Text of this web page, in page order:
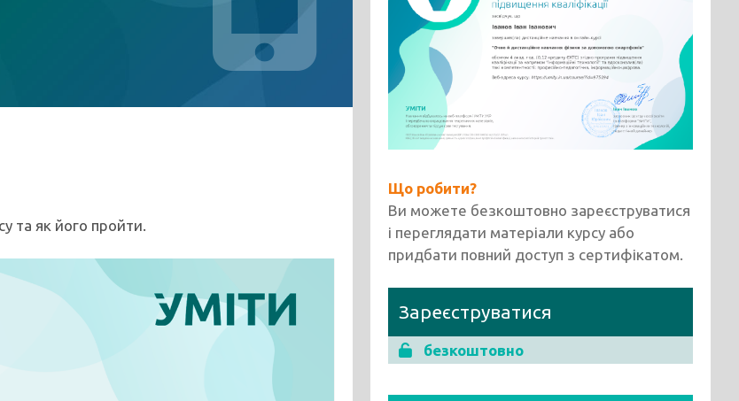
та як його пройти.
Що робити?
Ви можете безкоштовно зареєструватися
і переглядати матеріали курсу або
придбати повний доступ з сертифікатом.
Зареєструватися
безкоштовно